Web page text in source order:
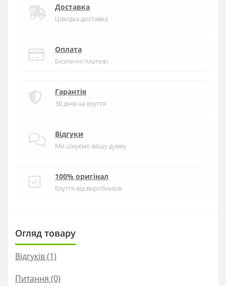
Доставка
Швидка доставка
Оплата
Безпечні платежі
Гарантія
30 днів на взуття
Відгуки
Ми цінуємо вашу думку
100% оригінал
Взуття від виробників
Огляд товару
Відгуків (1)
Питання (0)